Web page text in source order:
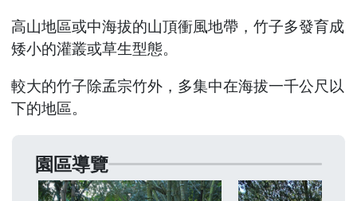
高山地區或中海拔的山頂衝風地帶，竹子多發育成
矮小的灌叢或草生型態。
較大的竹子除孟宗竹外，多集中在海拔一千公尺以
下的地區。
園區導覽